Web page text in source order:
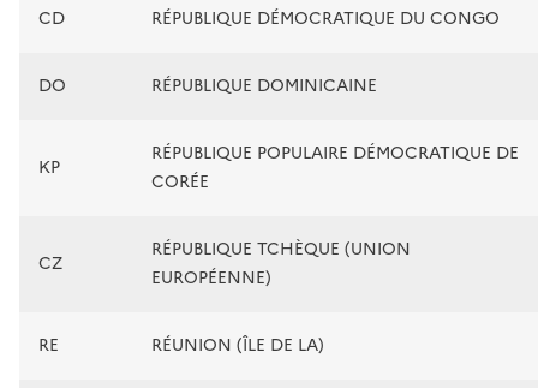
CD RÉPUBLIQUE DÉMOCRATIQUE DU CONGO
DO RÉPUBLIQUE DOMINICAINE
KP
RÉPUBLIQUE POPULAIRE DÉMOCRATIQUE DE
CORÉE
CZ
RÉPUBLIQUE TCHÈQUE (UNION
EUROPÉENNE)
RE RÉUNION (ÎLE DE LA)